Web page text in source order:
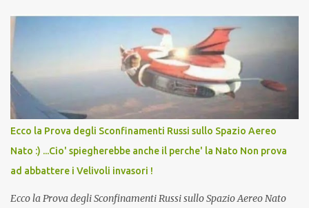
Vaccino come: l' Amaro del Capo, era "spettacolare Ghiacciato, ma
andava bene anche, a Temperatura Ambiente"! Riproponiamo
l'articolo per NON Dimenticare!
Ecco la Prova degli Sconfinamenti Russi sullo Spazio Aereo
Nato :) ...Cio' spiegherebbe anche il perche' la Nato Non prova
ad abbattere i Velivoli invasori !
Ecco la Prova degli Sconfinamenti Russi sullo Spazio Aereo Nato